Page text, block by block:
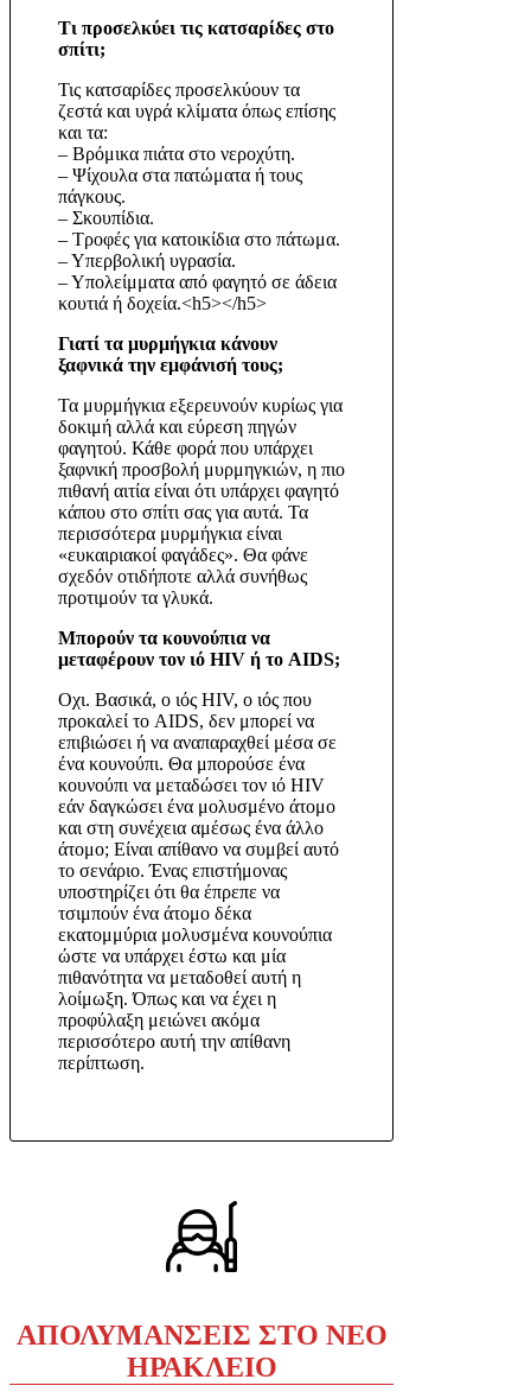
Τι προσελκύει τις κατσαρίδες στο
σπίτι;
Τις κατσαρίδες προσελκύουν τα
ζεστά και υγρά κλίματα όπως επίσης
και τα:
– Βρόμικα πιάτα στο νεροχύτη.
– Ψίχουλα στα πατώματα ή τους
πάγκους.
– Σκουπίδια.
– Τροφές για κατοικίδια στο πάτωμα.
– Υπερβολική υγρασία.
– Υπολείμματα από φαγητό σε άδεια
κουτιά ή δοχεία.<h5></h5>
Γιατί τα μυρμήγκια κάνουν
ξαφνικά την εμφάνισή τους;
Τα μυρμήγκια εξερευνούν κυρίως για
δοκιμή αλλά και εύρεση πηγών
φαγητού. Κάθε φορά που υπάρχει
ξαφνική προσβολή μυρμηγκιών, η πιο
πιθανή αιτία είναι ότι υπάρχει φαγητό
κάπου στο σπίτι σας για αυτά. Τα
περισσότερα μυρμήγκια είναι
«ευκαιριακοί φαγάδες». Θα φάνε
σχεδόν οτιδήποτε αλλά συνήθως
προτιμούν τα γλυκά.
Μπορούν τα κουνούπια να
μεταφέρουν τον ιό HIV ή το AIDS;
Οχι. Βασικά, ο ιός HIV, ο ιός που
προκαλεί το AIDS, δεν μπορεί να
επιβιώσει ή να αναπαραχθεί μέσα σε
ένα κουνούπι. Θα μπορούσε ένα
κουνούπι να μεταδώσει τον ιό HIV
εάν δαγκώσει ένα μολυσμένο άτομο
και στη συνέχεια αμέσως ένα άλλο
άτομο; Είναι απίθανο να συμβεί αυτό
το σενάριο. Ένας επιστήμονας
υποστηρίζει ότι θα έπρεπε να
τσιμπούν ένα άτομο δέκα
εκατομμύρια μολυσμένα κουνούπια
ώστε να υπάρχει έστω και μία
πιθανότητα να μεταδοθεί αυτή η
λοίμωξη. Όπως και να έχει η
προφύλαξη μειώνει ακόμα
περισσότερο αυτή την απίθανη
περίπτωση.
ΑΠΟΛΥΜΑΝΣΕΙΣ ΣΤΟ ΝΕΟ
ΗΡΑΚΛΕΙΟ